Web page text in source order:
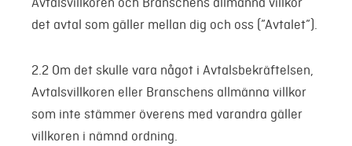
det avtal som gäller mellan dig och oss (”Avtalet”).
2.2 Om det skulle vara något i Avtalsbekräftelsen,
Avtalsvillkoren eller Branschens allmänna villkor
som inte stämmer överens med varandra gäller
villkoren i nämnd ordning.